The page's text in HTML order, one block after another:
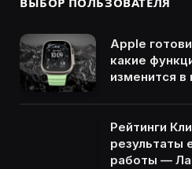
Apple
какие
изменится в
Рейтинги
результаты
работы —